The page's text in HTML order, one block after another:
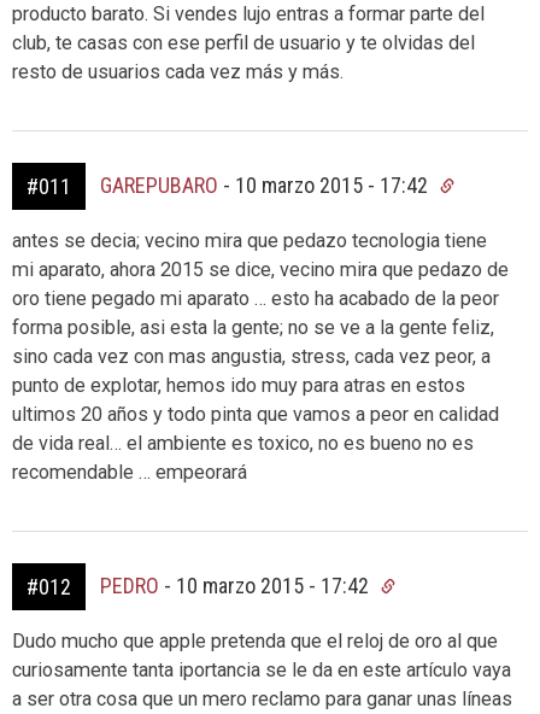
producto barato. Si vendes lujo entras a formar parte del
club, te casas con ese perfil de usuario y te olvidas del
resto de usuarios cada vez más y más.
#011 GAREPUBARO - 10 marzo 2015 - 17:42
antes se decia; vecino mira que pedazo tecnologia tiene
mi aparato, ahora 2015 se dice, vecino mira que pedazo de
oro tiene pegado mi aparato … esto ha acabado de la peor
forma posible, asi esta la gente; no se ve a la gente feliz,
sino cada vez con mas angustia, stress, cada vez peor, a
punto de explotar, hemos ido muy para atras en estos
ultimos 20 años y todo pinta que vamos a peor en calidad
de vida real… el ambiente es toxico, no es bueno no es
recomendable … empeorará
#012 PEDRO - 10 marzo 2015 - 17:42
Dudo mucho que apple pretenda que el reloj de oro al que
curiosamente tanta iportancia se le da en este artículo vaya
a ser otra cosa que un mero reclamo para ganar unas líneas